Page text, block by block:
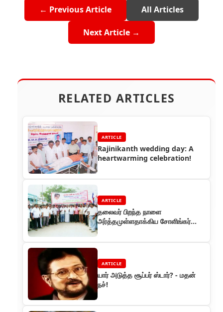
← Previous Article All Articles
Next Article →
RELATED ARTICLES
ARTICLE
Rajinikanth wedding day: A
heartwarming celebration!
ARTICLE
தலைவர் பிறந்த நாளை
அர்த்தமுள்ளதாக்கிய சோளிங்கர்
ARTICLE
யார் அடுத்த சூப்பர் ஸ்டார்? - மதன்
நச்!